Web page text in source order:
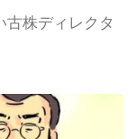
古株ディレクタ